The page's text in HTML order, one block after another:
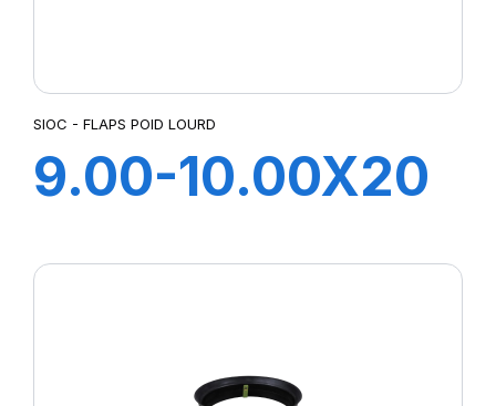
SIOC - FLAPS POID LOURD
9.00-10.00X20